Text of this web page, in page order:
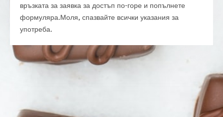
връзката за заявка за достъп по-горе и попълнете
формуляра.Моля, спазвайте всички указания за
употреба.